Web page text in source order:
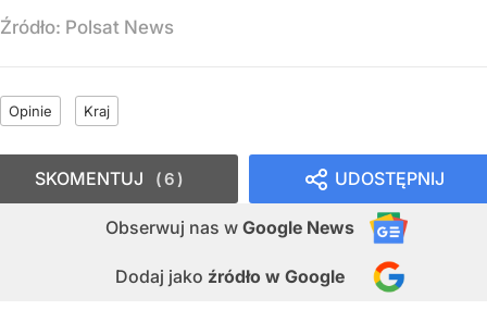
Źródło: Polsat News
Opinie Kraj
UDOSTĘPNIJ
Obserwuj nas w Google News
Dodaj jako źródło w Google
SKOMENTUJ 6